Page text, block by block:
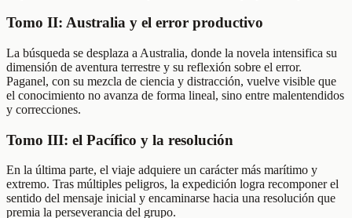
Tomo II: Australia y el error productivo
La búsqueda se desplaza a Australia, donde la novela intensifica su
dimensión de aventura terrestre y su reflexión sobre el error.
Paganel, con su mezcla de ciencia y distracción, vuelve visible que
el conocimiento no avanza de forma lineal, sino entre malentendidos
y correcciones.
Tomo III: el Pacífico y la resolución
En la última parte, el viaje adquiere un carácter más marítimo y
extremo. Tras múltiples peligros, la expedición logra recomponer el
sentido del mensaje inicial y encaminarse hacia una resolución que
premia la perseverancia del grupo.